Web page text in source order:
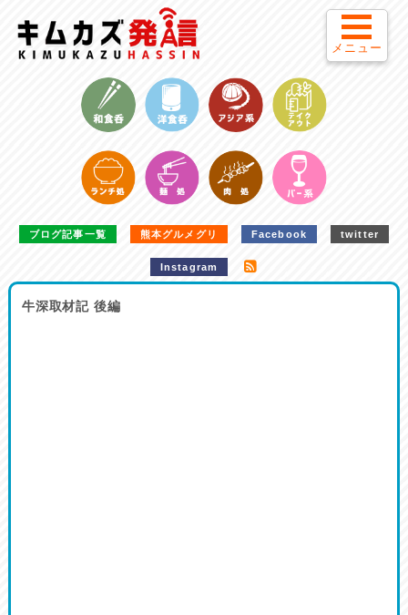
ブログ記事一覧 熊本グルメグリ Facebook twitter
Instagram
牛深取材記 後編
メニュー